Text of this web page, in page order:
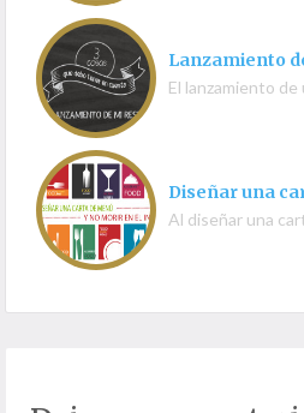
Lanzamiento
El lanzamiento
Diseñar una
Al diseñar una